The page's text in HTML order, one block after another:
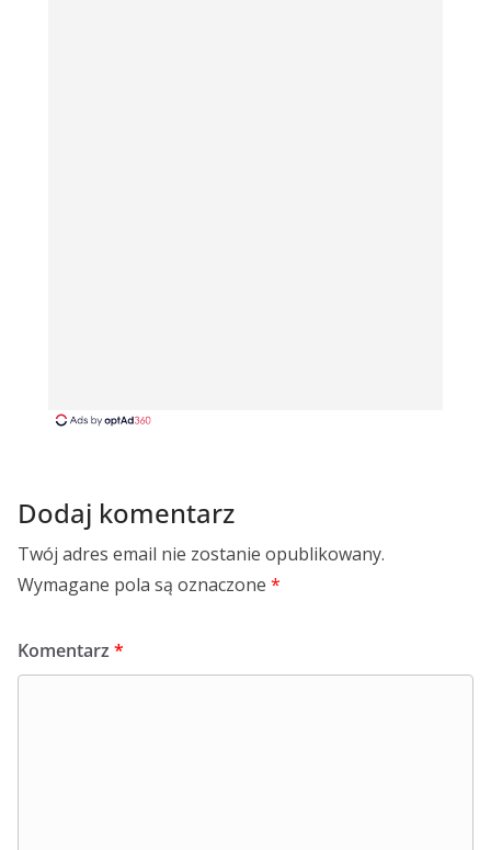
Dodaj komentarz
Twój adres email nie zostanie opublikowany.
Wymagane pola są oznaczone *
Komentarz *